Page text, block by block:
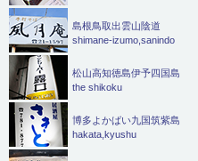
島根鳥取出雲山陰道
shimane-izumo,sanindo
松山高知徳島伊予四国島
the shikoku
博多よかばい九国筑紫島
hakata,kyushu